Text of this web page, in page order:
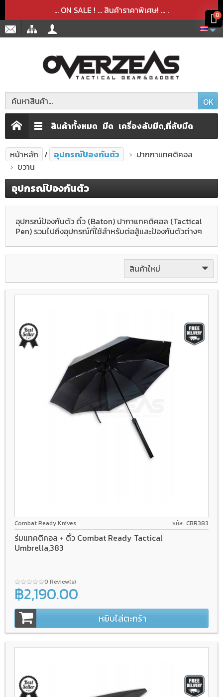
... ON SALE ! ... สินค้าราคาพิเศษ! ... .
OK
สินค้าทั้งหมด มีด เครื่องลับมีด,ที่ลับมีด
หน้าหลัก อุปกรณ์ป้องกันตัว
ปากกาแทคติคอล
ขวาน
อุปกรณ์ป้องกันตัว
อุปกรณ์ป้องกันตัว ดิ้ว (Baton) ปากาแทคติคอล (Tactical
Pen) รวมไปถึงอุปกรณ์ที่ใช้สำหรับต่อสู้และป้องกันตัวต่างๆ
สินค้าใหม่
Combat Ready Knives รหัส: CBR383
ร่มแทคติคอล + ดิ้ว Combat Ready Tactical
Umbrella,383
0 Review(s)
฿2,190.00
หยิบใส่ตะกร้า
สินค้าได้เพิ่มลงในตะกร้าเรียบร้อยแล้ว
สินค้าได้ถูกลบออกจากตะกร้าเรียบร้อยแล้ว
0